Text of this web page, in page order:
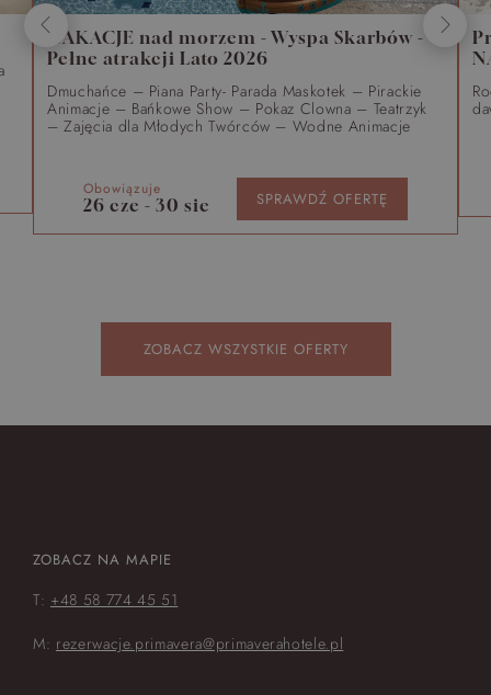
WAKACJE nad morzem - Wyspa Skarbów -
Pełne atrakcji Lato 2026
Dmuchańce – Piana Party- Parada Maskotek – Pirackie
Animacje – Bańkowe Show – Pokaz Clowna – Teatrzyk
– Zajęcia dla Młodych Twórców – Wodne Animacje
26 cze - 30 sie
Obowiązuje SPRAWDŹ OFERTĘ
ZOBACZ WSZYSTKIE OFERTY
ZOBACZ NA MAPIE
T: +48 58 774 45 51
M: rezerwacje.primavera@primaverahotele.pl